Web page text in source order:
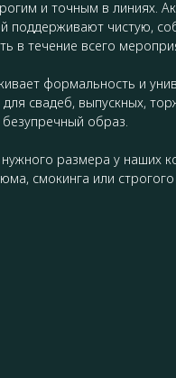
и точным в линиях.
поддерживают чистую,
в течение всего
формальность и
свадеб, выпускных,
образ.
размера у наших
смокинга или